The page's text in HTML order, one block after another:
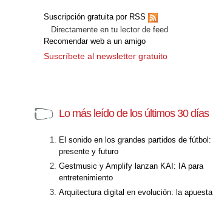
Suscripción gratuita por RSS
Directamente en tu lector de feed
Recomendar web a un amigo
Suscríbete al newsletter gratuito
Lo más leído de los últimos 30 días
El sonido en los grandes partidos de fútbol:
presente y futuro
Gestmusic y Amplify lanzan KAI: IA para
entretenimiento
Arquitectura digital en evolución: la apuesta